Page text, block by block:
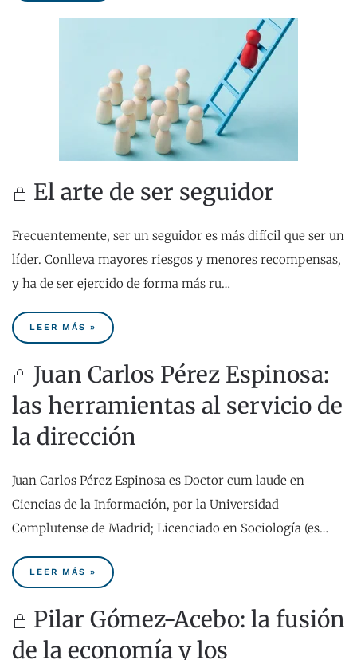
El arte de ser seguidor
Frecuentemente, ser un seguidor es más difícil que ser un
líder. Conlleva mayores riesgos y menores recompensas,
y ha de ser ejercido de forma más ru…
LEER MÁS »
Juan Carlos Pérez Espinosa:
las herramientas al servicio de
la dirección
Juan Carlos Pérez Espinosa es Doctor cum laude en
Ciencias de la Información, por la Universidad
Complutense de Madrid; Licenciado en Sociología (es…
LEER MÁS »
Pilar Gómez-Acebo: la fusión
de la economía y los